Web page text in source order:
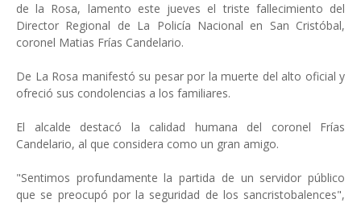
de la Rosa, lamento este jueves el triste fallecimiento del
Director Regional de La Policía Nacional en San Cristóbal,
coronel Matias Frías Candelario.
De La Rosa manifestó su pesar por la muerte del alto oficial y
ofreció sus condolencias a los familiares.
El alcalde destacó la calidad humana del coronel Frías
Candelario, al que considera como un gran amigo.
"Sentimos profundamente la partida de un servidor público
que se preocupó por la seguridad de los sancristobalences",